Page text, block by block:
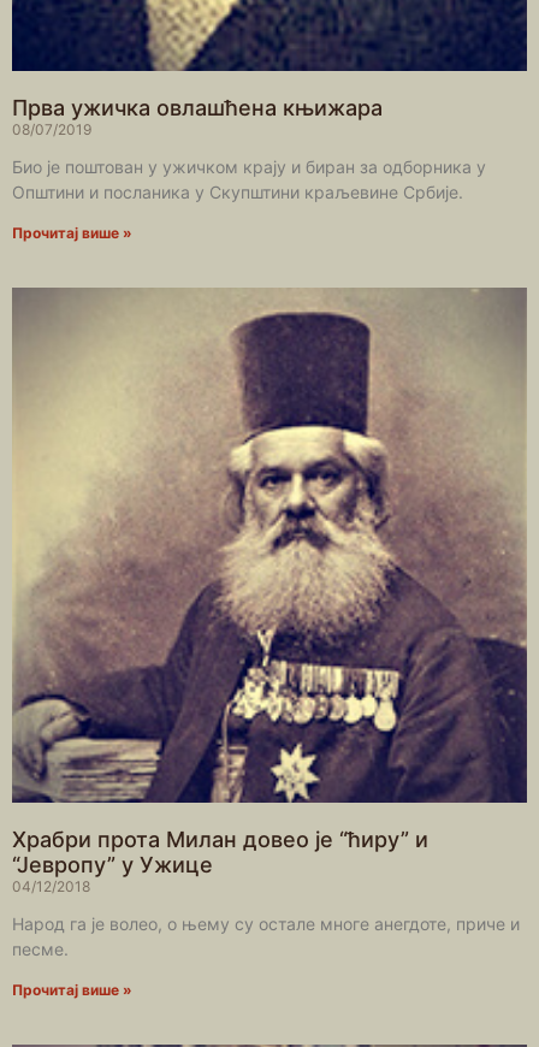
Прва ужичка овлашћена књижара
08/07/2019
Био је поштован у ужичком крају и биран за одборника у
Општини и посланика у Скупштини краљевине Србије.
Прочитај више »
Храбри прота Милан довео је “ћиру” и
“Јевропу” у Ужице
04/12/2018
Народ га је волео, о њему су остале многе анегдоте, приче и
песме.
Прочитај више »